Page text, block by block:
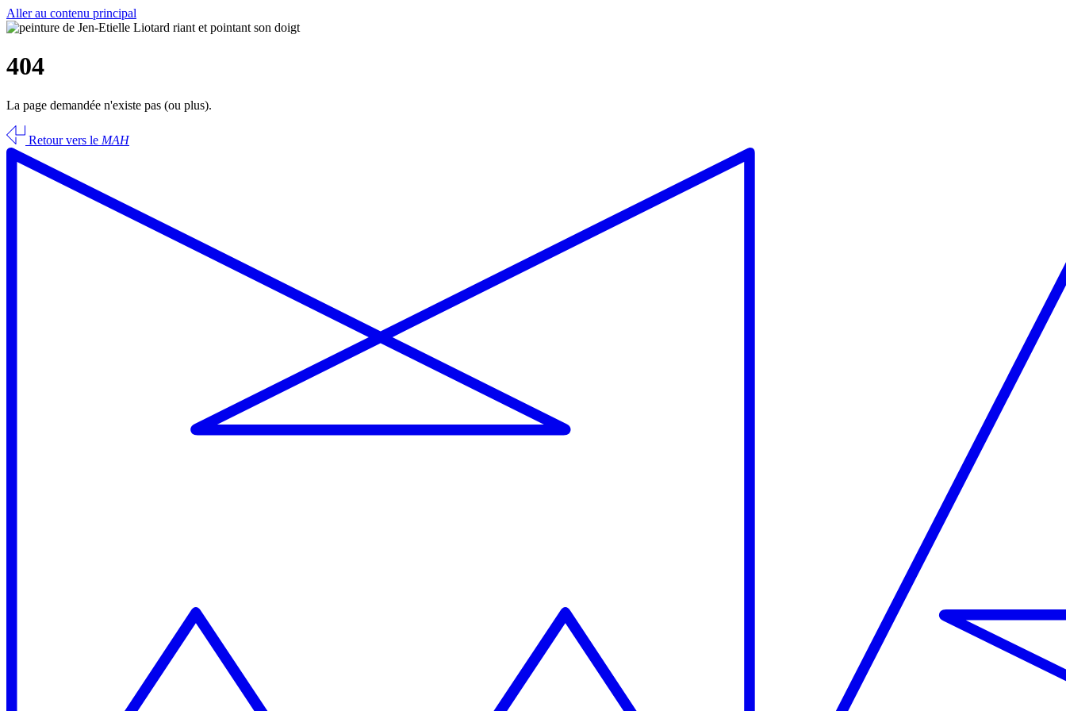
Aller au contenu principal
404
La page demandée n'existe pas (ou plus).
Retour vers le MAH